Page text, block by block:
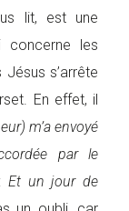
lit, est une
concerne les
s’arrête
En effet, il
m’a envoyé
par le
Et un jour de